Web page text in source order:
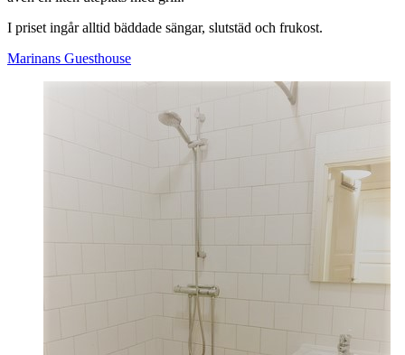
I priset ingår alltid bäddade sängar, slutstäd och frukost.
Marinans Guesthouse